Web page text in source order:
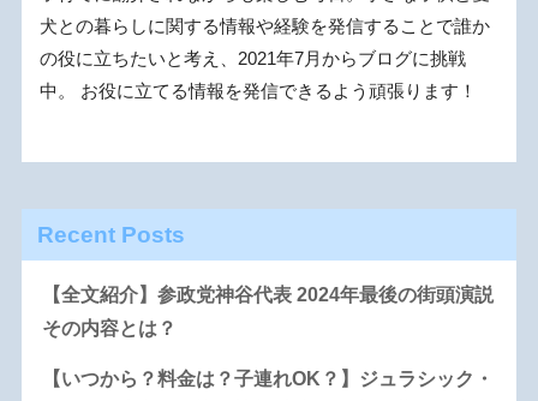
犬との暮らしに関する情報や経験を発信することで誰か
の役に立ちたいと考え、2021年7月からブログに挑戦
中。 お役に立てる情報を発信できるよう頑張ります！
Recent Posts
【全文紹介】参政党神谷代表 2024年最後の街頭演説
その内容とは？
【いつから？料金は？子連れOK？】ジュラシック・